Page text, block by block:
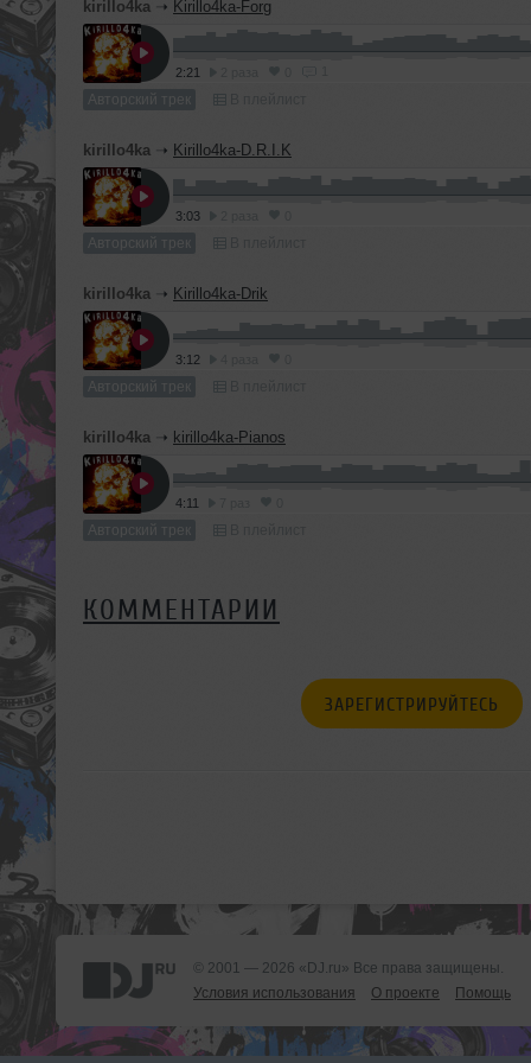
kirillo4ka ➝ Kirillo4ka-Forg
2:21
Авторский трек
kirillo4ka ➝ Kirillo4ka-D.R.I.K
3:03
Авторский трек
kirillo4ka ➝ Kirillo4ka-Drik
3:12
Авторский трек
kirillo4ka ➝ kirillo4ka-Pianos
4:11
Авторский трек
КОММЕНТАРИИ
ЗАРЕГИСТРИРУЙТЕСЬ
© 2001 — 2026 «DJ.ru» Все права защищены.
Условия использования
О проекте Помощь